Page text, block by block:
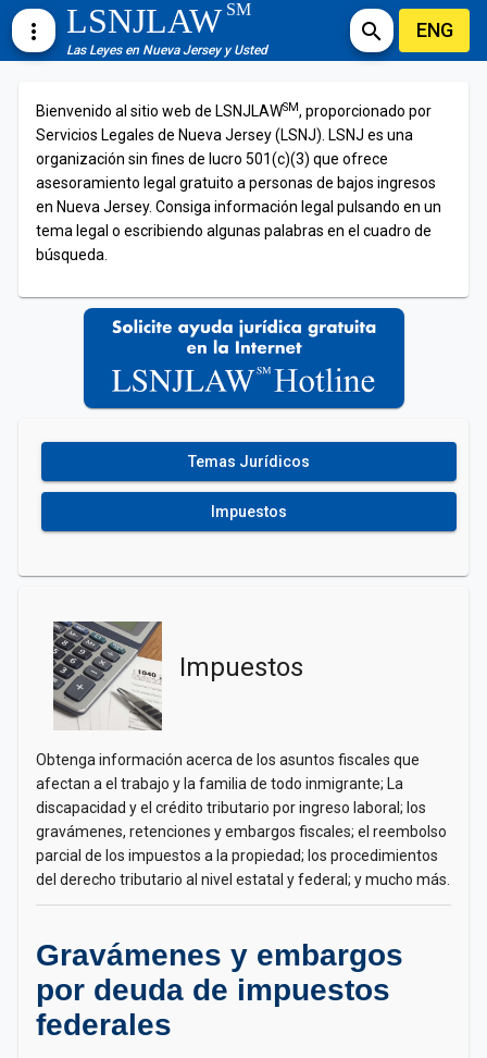
more_vert LSNJLAWSM
Las Leyes en Nueva Jersey y Usted
search ENG
Bienvenido al sitio web de LSNJLAWSM, proporcionado por
Servicios Legales de Nueva Jersey (LSNJ). LSNJ es una
organización sin fines de lucro 501(c)(3) que ofrece
asesoramiento legal gratuito a personas de bajos ingresos
en Nueva Jersey. Consiga información legal pulsando en un
tema legal o escribiendo algunas palabras en el cuadro de
búsqueda.
Temas Jurídicos
Impuestos
Impuestos
Obtenga información acerca de los asuntos fiscales que
afectan a el trabajo y la familia de todo inmigrante; La
discapacidad y el crédito tributario por ingreso laboral; los
gravámenes, retenciones y embargos fiscales; el reembolso
parcial de los impuestos a la propiedad; los procedimientos
del derecho tributario al nivel estatal y federal; y mucho más.
Gravámenes y embargos
por deuda de impuestos
federales